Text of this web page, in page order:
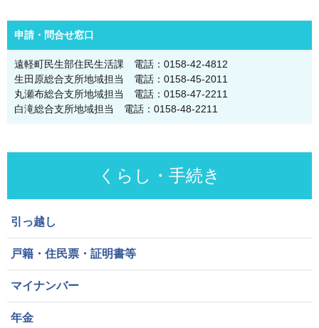
申請・問合せ窓口
遠軽町民生部住民生活課 電話：0158-42-4812
生田原総合支所地域担当 電話：0158-45-2011
丸瀬布総合支所地域担当 電話：0158-47-2211
白滝総合支所地域担当 電話：0158-48-2211
くらし・手続き
引っ越し
戸籍・住民票・証明書等
マイナンバー
年金